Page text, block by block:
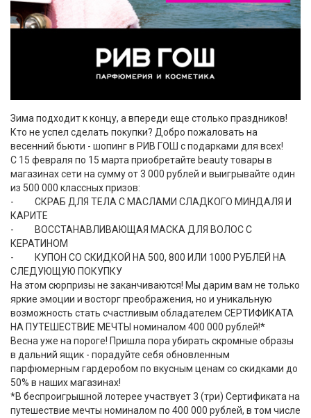
Зима подходит к концу, а впереди еще столько праздников!
Кто не успел сделать покупки? Добро пожаловать на
весенний бьюти - шопинг в РИВ ГОШ с подарками для всех!
С 15 февраля по 15 марта приобретайте beauty товары в
магазинах сети на сумму от 3 000 рублей и выигрывайте один
из 500 000 классных призов:
- СКРАБ ДЛЯ ТЕЛА С МАСЛАМИ СЛАДКОГО МИНДАЛЯ И
КАРИТЕ
- ВОССТАНАВЛИВАЮЩАЯ МАСКА ДЛЯ ВОЛОС С
КЕРАТИНОМ
- КУПОН СО СКИДКОЙ НА 500, 800 ИЛИ 1000 РУБЛЕЙ НА
СЛЕДУЮЩУЮ ПОКУПКУ
На этом сюрпризы не заканчиваются! Мы дарим вам не только
яркие эмоции и восторг преображения, но и уникальную
возможность стать счастливым обладателем СЕРТИФИКАТА
НА ПУТЕШЕСТВИЕ МЕЧТЫ номиналом 400 000 рублей!*
Весна уже на пороге! Пришла пора убирать скромные образы
в дальний ящик - порадуйте себя обновленным
парфюмерным гардеробом по вкусным ценам со скидками до
50% в наших магазинах!
*В беспроигрышной лотерее участвует 3 (три) Сертификата на
путешествие мечты номиналом по 400 000 рублей, в том числе